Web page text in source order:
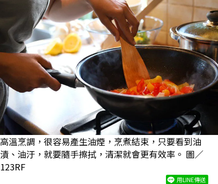
高溫烹調，很容易產生油煙，烹煮結束，只要看到油
漬、油汙，就要隨手擦拭，清潔就會更有效率。 圖／
123RF
用LINE傳送